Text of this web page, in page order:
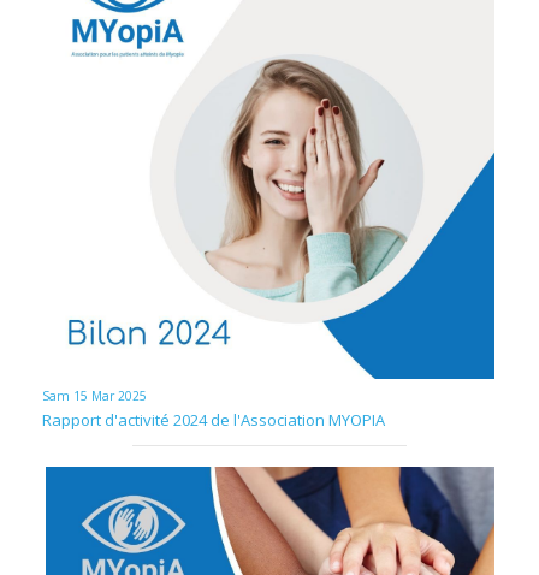
Sam 15 Mar 2025
Rapport d'activité 2024 de l'Association MYOPIA